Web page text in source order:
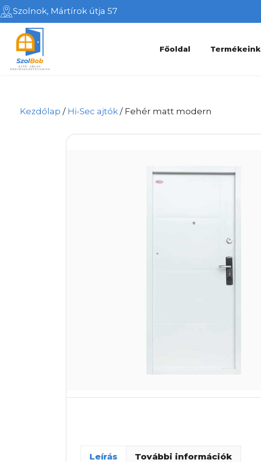
Kilépés
a
tartalomba
Szolnok, Mártírok útja 57
Főoldal Termékeink
Kezdőlap / Hi-Sec ajtók / Fehér matt modern
Leírás További információk